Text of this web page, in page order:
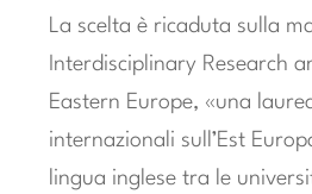
La scelta è ricaduta sulla
Interdisciplinary Research
Eastern Europe, «una
internazionali sull’Est
lingua inglese tra le